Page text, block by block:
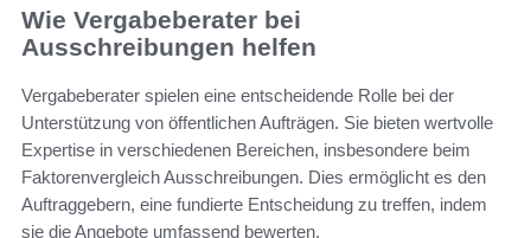
Wie Vergabeberater bei
Ausschreibungen helfen
Vergabeberater spielen eine entscheidende Rolle bei der
Unterstützung von öffentlichen Aufträgen. Sie bieten wertvolle
Expertise in verschiedenen Bereichen, insbesondere beim
Faktorenvergleich Ausschreibungen. Dies ermöglicht es den
Auftraggebern, eine fundierte Entscheidung zu treffen, indem
sie die Angebote umfassend bewerten.